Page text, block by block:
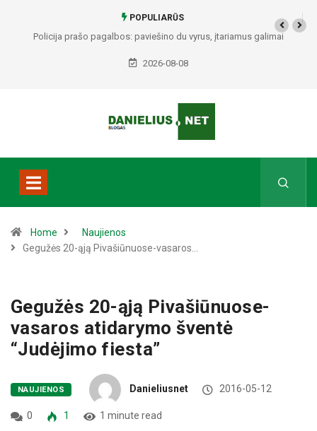
POPULIARŪS
Policija prašo pagalbos: paviešino du vyrus, įtariamus galimai
padariusius vagystes Alytuje ir Dauguose
2026-08-08
Home
Naujienos
Gegužės 20-ąją Pivašiūnuose-vasaros…
Gegužės 20-ąją Pivašiūnuose-
vasaros atidarymo šventė
“Judėjimo fiesta”
NAUJIENOS Danieliusnet 2016-05-12
0 1 1 minute read